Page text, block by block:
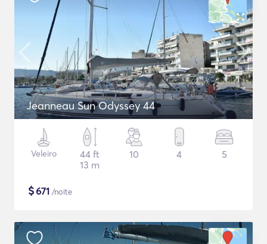
Jeanneau Sun Odyssey 44
Veleiro
44 ft
13 m
10 4 5
$671 /noite